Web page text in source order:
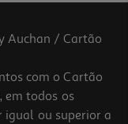
Auchan / Cartão
com o Cartão
em todos os
igual ou superior a